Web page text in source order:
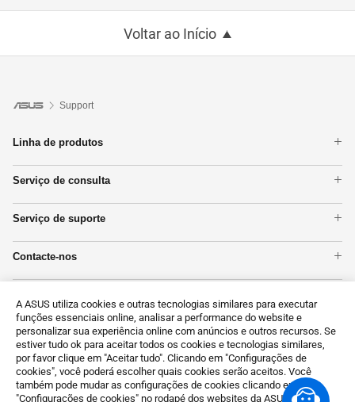
A ASUS utiliza cookies e outras tecnologias similares para executar
funções essenciais online, analisar a performance do website e
personalizar sua experiência online com anúncios e outros recursos. Se
estiver tudo ok para aceitar todos os cookies e tecnologias similares,
por favor clique em "Aceitar tudo". Clicando em "Configurações de
cookies", você poderá escolher quais cookies serão aceitos. Você
também pode mudar as configurações de cookies clicando em
"Configurações de cookies" no rodapé dos websites da ASUS. Veja
Voltar ao Início
Support
Linha de produtos
Portáteis
Motherboards
Placas Gráficas
Desktops de Torre
Monitores
Mostrar todos os produtos
Serviço de consulta
Encontrar locais de serviço
Serviço de suporte
Vídeos de apoio ASUS
Contacte-nos
Pedido do cliente sobre dados pessoais
About CSR for global